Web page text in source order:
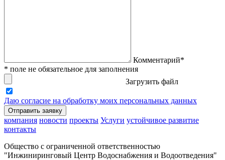
Комментарий*
* поле не обязательное для заполнения
Загрузить файл
Даю согласие на обработку моих персональных данных
Отправить заявку
компания новости проекты Услуги устойчивое развитие
контакты
Общество с ограниченной ответственностью
"Инжиниринговый Центр Водоснабжения и Водоотведения"